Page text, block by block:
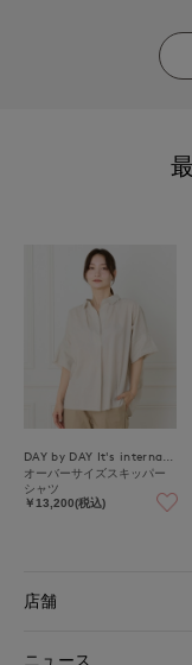
オーバーサイズスキッパー
シャツ
￥13,200(税込)
店舗
ニュース